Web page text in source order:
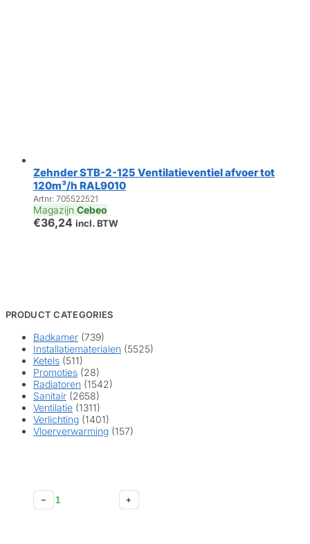
−
Zehnder
Air
+
−
Zehnder
Droogsiphon
+
−
Zehnder
Luchtverdeelkast
+
−
Zehnder
Plenum
+
−
Zehnder
Regelmodule
+
−
Zehnder
*STB-
+
−
Zehnder
ComfoValve
+
−
Zehnder
ComfoValve
+
Zehnder STB-2-125 Ventilatieventiel afvoer tot
120m³/h RAL9010
Artnr: 705522521
Magazijn Cebeo
€36,24 incl. BTW
PRODUCT CATEGORIES
Badkamer (739)
Installatiematerialen (5525)
Ketels (511)
Promoties (28)
Radiatoren (1542)
Sanitair (2658)
Ventilatie (1311)
Verlichting (1401)
Vloerverwarming (157)